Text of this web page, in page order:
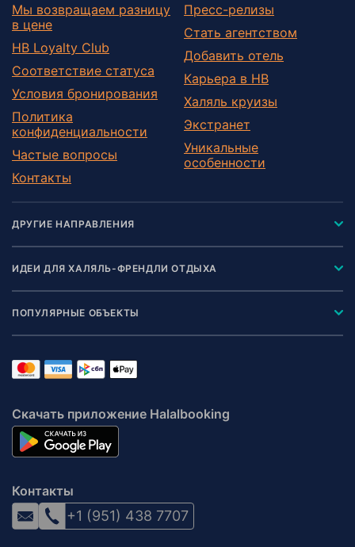
Мы возвращаем разницу
в цене
HB Loyalty Club
Соответствие статуса
Условия бронирования
Политика
конфиденциальности
Частые вопросы
Контакты
Пресс-релизы
Стать агентством
Добавить отель
Карьера в HB
Халяль круизы
Экстранет
Уникальные
особенности
ДРУГИЕ НАПРАВЛЕНИЯ
ИДЕИ ДЛЯ ХАЛЯЛЬ-ФРЕНДЛИ ОТДЫХА
ПОПУЛЯРНЫЕ ОБЪЕКТЫ
Скачать приложение Halalbooking
Контакты
+1 (951) 438 7707